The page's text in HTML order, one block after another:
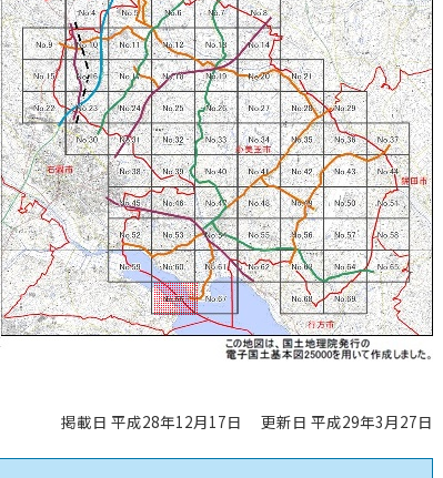
掲載日 平成28年12月17日 更新日 平成29年3月27日